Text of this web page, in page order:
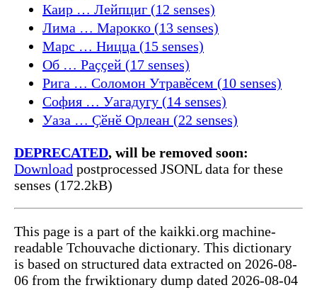
Каир … Лейпциг (12 senses)
Лима … Марокко (13 senses)
Марс … Ницца (15 senses)
Об … Раҫҫей (17 senses)
Рига … Соломон Утравӗсем (10 senses)
София … Уагадугу (14 senses)
Уаза … Ҫӗнӗ Орлеан (22 senses)
DEPRECATED, will be removed soon:
Download postprocessed JSONL data for these
senses (172.2kB)
This page is a part of the kaikki.org machine-
readable Tchouvache dictionary. This dictionary
is based on structured data extracted on 2026-08-
06 from the frwiktionary dump dated 2026-08-04